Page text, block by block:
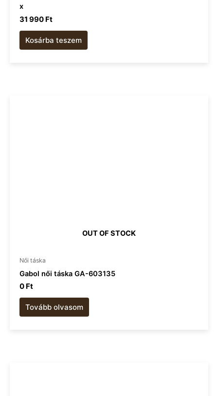
x
31 990 Ft
Kosárba teszem
OUT OF STOCK
Női táska
Gabol női táska GA-603135
0 Ft
Tovább olvasom